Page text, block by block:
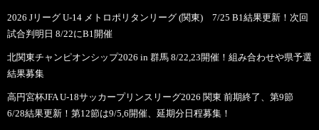
2026 Jリーグ U-14 メトロポリタンリーグ (関東) 7/25 B1結果更新！次回
試合判明日 8/22にB1開催
北関東チャンピオンシップ2026 in 群馬 8/22,23開催！組み合わせや県予選
結果募集
高円宮杯JFA U-18サッカープリンスリーグ2026 関東 前期終了、第9節
6/28結果更新！第12節は9/5,6開催、延期分日程募集！